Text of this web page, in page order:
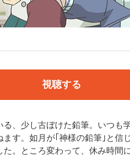
き／キョージュ:名塚佳織／ナ
ト｣連載)／監督:桜井弘明／シ
視聴する
、少し古ぼけた鉛筆。いつも
す。如月が｢神様の鉛筆｣と信
。ところ変わって、休み時間